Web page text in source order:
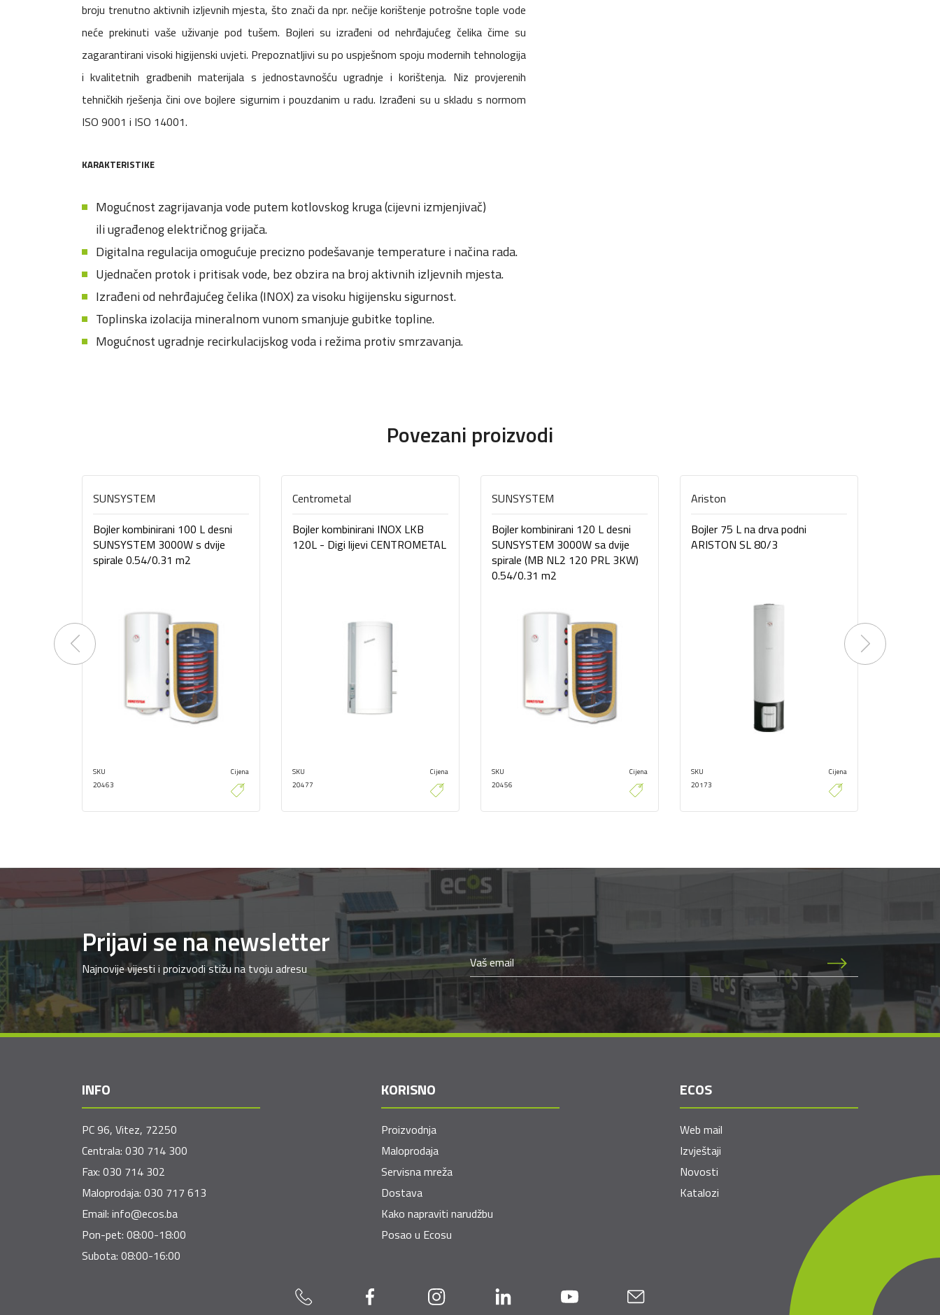
broju trenutno aktivnih izljevnih mjesta, što znači da npr. nečije korištenje potrošne tople vode
neće prekinuti vaše uživanje pod tušem. Bojleri su izrađeni od nehrđajućeg čelika čime su
zagarantirani visoki higijenski uvjeti. Prepoznatljivi su po uspješnom spoju modernih tehnologija
i kvalitetnih gradbenih materijala s jednostavnošću ugradnje i korištenja. Niz provjerenih
tehničkih rješenja čini ove bojlere sigurnim i pouzdanim u radu. Izrađeni su u skladu s normom
ISO 9001 i ISO 14001.
KARAKTERISTIKE
Mogućnost zagrijavanja vode putem kotlovskog kruga (cijevni izmjenjivač)
ili ugrađenog električnog grijača.
Digitalna regulacija omogućuje precizno podešavanje temperature i načina rada.
Ujednačen protok i pritisak vode, bez obzira na broj aktivnih izljevnih mjesta.
Izrađeni od nehrđajućeg čelika (INOX) za visoku higijensku sigurnost.
Toplinska izolacija mineralnom vunom smanjuje gubitke topline.
Mogućnost ugradnje recirkulacijskog voda i režima protiv smrzavanja.
Povezani proizvodi
SUNSYSTEM
Bojler kombinirani 100 L desni
SUNSYSTEM 3000W s dvije
spirale 0.54/0.31 m2
SKU
20463
Cijena
Centrometal
Bojler kombinirani INOX LKB
120L - Digi lijevi CENTROMETAL
SKU
20477
Cijena
SUNSYSTEM
Bojler kombinirani 120 L desni
SUNSYSTEM 3000W sa dvije
spirale (MB NL2 120 PRL 3KW)
0.54/0.31 m2
SKU
20456
Cijena
Ariston
Bojler 75 L na drva podni
ARISTON SL 80/3
SKU
20173
Cijena
Previous Next
Prijavi se na newsletter
Najnovije vijesti i proizvodi stižu na tvoju adresu
INFO
PC 96, Vitez, 72250
Centrala: 030 714 300
Fax: 030 714 302
Maloprodaja: 030 717 613
Email: info@ecos.ba
Pon-pet: 08:00-18:00
Subota: 08:00-16:00
KORISNO
Proizvodnja
Maloprodaja
Servisna mreža
Dostava
Kako napraviti narudžbu
Posao u Ecosu
ECOS
Web mail
Izvještaji
Novosti
Katalozi